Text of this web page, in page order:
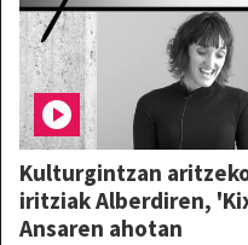
Kulturgintzan
iritziak Alberdiren,
Ansaren ahotan